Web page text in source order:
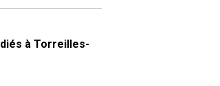
à Torreilles-